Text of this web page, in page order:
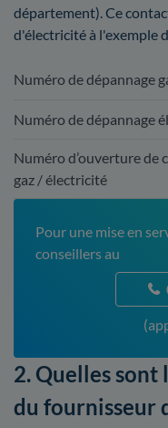
département). Ce
d'électricité à l'exemple
Numéro de dépannage
Numéro de dépannage
Numéro d’ouverture de
gaz / électricité
Pour une mise en
conseillers au
2. Quelles
du fournisseur